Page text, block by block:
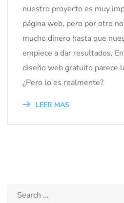
nuestro proyecto es muy
página web, pero por otro
mucho dinero hasta que
empiece a dar resultados.
diseño web gratuito parece
¿Pero lo es realmente?
LEER MAS